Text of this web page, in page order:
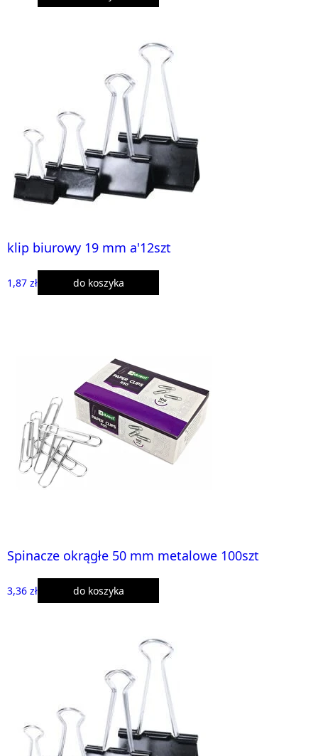
klip biurowy 19 mm a'12szt
1,87 zł do koszyka
Spinacze okrągłe 50 mm metalowe 100szt
3,36 zł do koszyka